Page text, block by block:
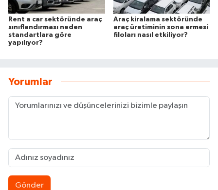
Rent a car sektöründe araç
sınıflandırması neden
standartlara göre
yapılıyor?
Araç kiralama sektöründe
araç üretiminin sona ermesi
filoları nasıl etkiliyor?
Yorumlar
Gönder